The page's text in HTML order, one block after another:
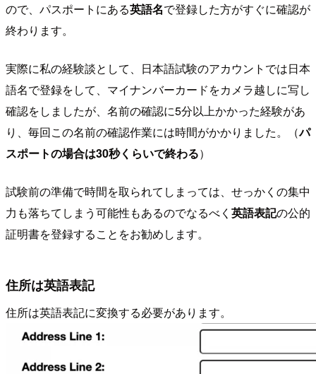
ので、パスポートにある英語名で登録した方がすぐに確認が
終わります。
実際に私の経験談として、日本語試験のアカウントでは日本
語名で登録をして、マイナンバーカードをカメラ越しに写し
確認をしましたが、名前の確認に5分以上かかった経験があ
り、毎回この名前の確認作業には時間がかかりました。（パ
スポートの場合は30秒くらいで終わる）
試験前の準備で時間を取られてしまっては、せっかくの集中
力も落ちてしまう可能性もあるのでなるべく 英語表記の公的
証明書を登録することをお勧めします。
住所は英語表記
住所は英語表記に変換する必要があります。